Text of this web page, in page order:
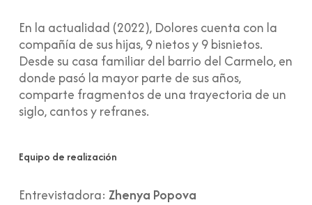
En la actualidad (2022), Dolores cuenta con la
compañía de sus hijas, 9 nietos y 9 bisnietos.
Desde su casa familiar del barrio del Carmelo, en
donde pasó la mayor parte de sus años,
comparte fragmentos de una trayectoria de un
siglo, cantos y refranes.
Equipo de realización
Entrevistadora: Zhenya Popova